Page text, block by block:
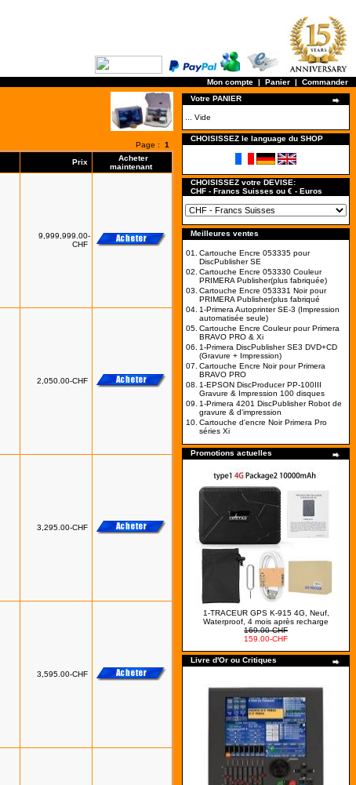
Mon compte | Panier | Commander
Page : 1
Prix
Acheter
maintenant
9,999,999.00-
CHF
2,050.00-CHF
3,295.00-CHF
3,595.00-CHF
Votre PANIER
... Vide
CHOISISSEZ le language du SHOP
CHOISISSEZ votre DEVISE:
CHF - Francs Suisses ou € - Euros
Meilleures ventes
01.
Cartouche Encre 053335 pour
DiscPublisher SE
02. Cartouche Encre 053330 Couleur
PRIMERA Publisher(plus fabriquée)
03. Cartouche Encre 053331 Noir pour
PRIMERA Publisher(plus fabriqué
04. 1-Primera Autoprinter SE-3 (Impression
automatisée seule)
05. Cartouche Encre Couleur pour Primera
BRAVO PRO & Xi
06.
1-Primera DiscPublisher SE3 DVD+CD
(Gravure + Impression)
07. Cartouche Encre Noir pour Primera
BRAVO PRO
08.
1-EPSON DiscProducer PP-100III
Gravure & Impression 100 disques
09.
1-Primera 4201 DiscPublisher Robot de
gravure & d'impression
10. Cartouche d'encre Noir Primera Pro
séries Xi
Promotions actuelles
1-TRACEUR GPS K-915 4G, Neuf,
Waterproof, 4 mois après recharge
169.00-CHF
159.00-CHF
Livre d'Or ou Critiques